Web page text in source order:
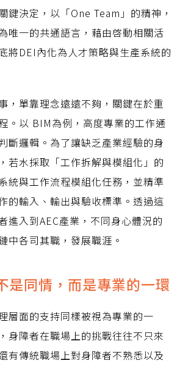
鍵決定，以「One Team」的精神，
唯一的共通語言，藉由啓動相關活
將DEI內化為人才策略與生產系統的
，單靠理念遠遠不夠，關鍵在於重
。以 BIM為例，高度專業的工作通
斷邏輯。為了讓缺乏產業經驗的身
若水採取「工作拆解與模組化」的
統與工作流程模組化任務，並精準
的輸入、輸出與驗收標準。透過這
進入到AEC產業，不同身心體況的
中各司其職，發展職涯。
是同情，而是專業的一環
層面的支持同樣被視為專業的一
身障者在職場上的挑戰往往不只來
有傳統職場上對身障者不熟悉以及